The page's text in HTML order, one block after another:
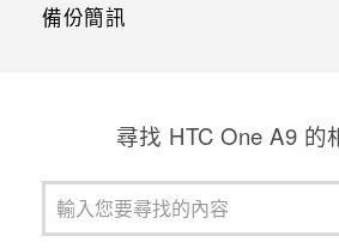
備份簡訊
尋找 HTC One A9 的